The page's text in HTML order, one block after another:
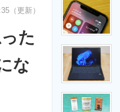
経営リーダーのコミュニティ
製造業のIT導入・活用を支援
（更新）
た
な